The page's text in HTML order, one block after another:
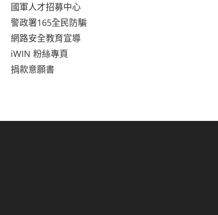
國軍人才招募中心
警政署165全民防騙
網路安全教育宣導
iWIN 粉絲專頁
捐款意願書